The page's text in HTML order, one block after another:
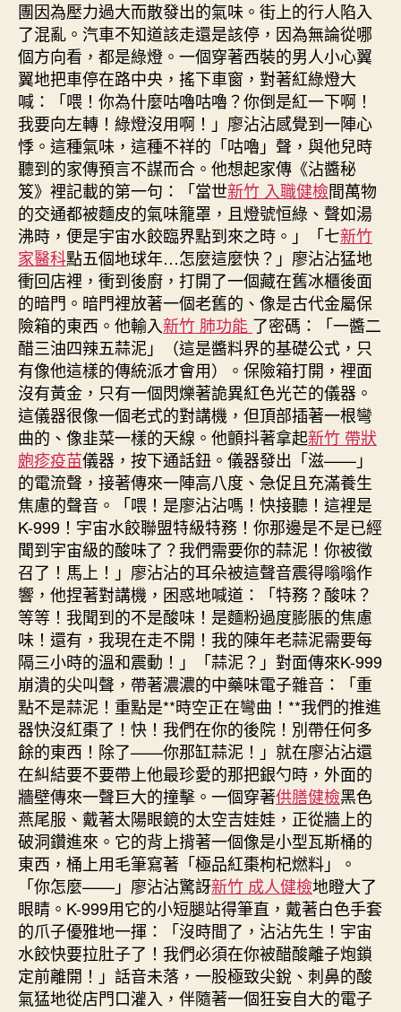
團因為壓力過大而散發出的氣味。街上的行人陷入
了混亂。汽車不知道該走還是該停，因為無論從哪
個方向看，都是綠燈。一個穿著西裝的男人小心翼
翼地把車停在路中央，搖下車窗，對著紅綠燈大
喊：「喂！你為什麼咕嚕咕嚕？你倒是紅一下啊！
我要向左轉！綠燈沒用啊！」廖沾沾感覺到一陣心
悸。這種氣味，這種不祥的「咕嚕」聲，與他兒時
聽到的家傳預言不謀而合。他想起家傳《沾醬秘
笈》裡記載的第一句：「當世新竹 入職健檢間萬物
的交通都被麵皮的氣味籠罩，且燈號恒綠、聲如湯
沸時，便是宇宙水餃臨界點到來之時。」「七新竹
家醫科點五個地球年…怎麼這麼快？」廖沾沾猛地
衝回店裡，衝到後廚，打開了一個藏在舊冰櫃後面
的暗門。暗門裡放著一個老舊的、像是古代金屬保
險箱的東西。他輸入新竹 肺功能 了密碼：「一醬二
醋三油四辣五蒜泥」（這是醬料界的基礎公式，只
有像他這樣的傳統派才會用）。保險箱打開，裡面
沒有黃金，只有一個閃爍著詭異紅色光芒的儀器。
這儀器很像一個老式的對講機，但頂部插著一根彎
曲的、像韭菜一樣的天線。他顫抖著拿起新竹 帶狀
皰疹疫苗儀器，按下通話鈕。儀器發出「滋——」
的電流聲，接著傳來一陣高八度、急促且充滿養生
焦慮的聲音。「喂！是廖沾沾嗎！快接聽！這裡是
K-999！宇宙水餃聯盟特級特務！你那邊是不是已經
聞到宇宙級的酸味了？我們需要你的蒜泥！你被徵
召了！馬上！」廖沾沾的耳朵被這聲音震得嗡嗡作
響，他捏著對講機，困惑地喊道：「特務？酸味？
等等！我聞到的不是酸味！是麵粉過度膨脹的焦慮
味！還有，我現在走不開！我的陳年老蒜泥需要每
隔三小時的溫和震動！」「蒜泥？」對面傳來K-999
崩潰的尖叫聲，帶著濃濃的中藥味電子雜音：「重
點不是蒜泥！重點是**時空正在彎曲！**我們的推進
器快沒紅棗了！快！我們在你的後院！別帶任何多
餘的東西！除了——你那缸蒜泥！」就在廖沾沾還
在糾結要不要帶上他最珍愛的那把銀勺時，外面的
牆壁傳來一聲巨大的撞擊。一個穿著供膳健檢黑色
燕尾服、戴著太陽眼鏡的太空吉娃娃，正從牆上的
破洞鑽進來。它的背上揹著一個像是小型瓦斯桶的
東西，桶上用毛筆寫著「極品紅棗枸杞燃料」。
「你怎麼——」廖沾沾驚訝新竹 成人健檢地瞪大了
眼睛。K-999用它的小短腿站得筆直，戴著白色手套
的爪子優雅地一揮：「沒時間了，沾沾先生！宇宙
水餃快要拉肚子了！我們必須在你被醋酸離子炮鎖
定前離開！」話音未落，一股極致尖銳、刺鼻的酸
氣猛地從店門口灌入，伴隨著一個狂妄自大的電子